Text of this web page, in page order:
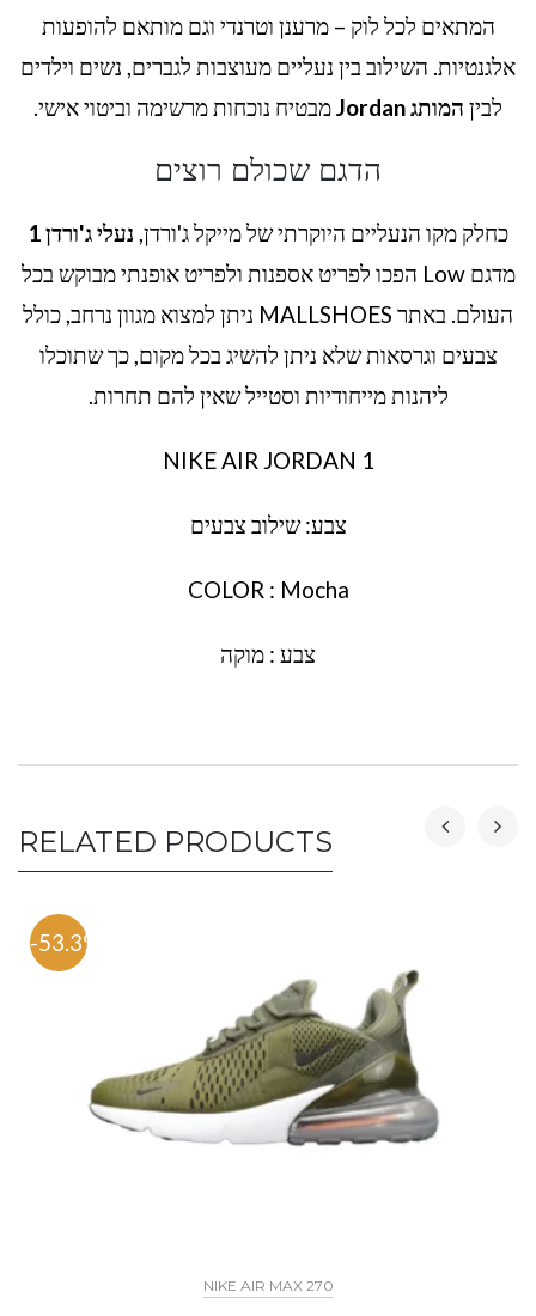
המתאים לכל לוק – מרענן וטרנדי וגם מותאם להופעות
אלגנטיות. השילוב בין נעליים מעוצבות לגברים, נשים וילדים
לבין המותג Jordan מבטיח נוכחות מרשימה וביטוי אישי.
הדגם שכולם רוצים
כחלק מקו הנעליים היוקרתי של מייקל ג'ורדן, נעלי ג'ורדן 1
מדגם Low הפכו לפריט אספנות ולפריט אופנתי מבוקש בכל
העולם. באתר MALLSHOES ניתן למצוא מגוון נרחב, כולל
צבעים וגרסאות שלא ניתן להשיג בכל מקום, כך שתוכלו
ליהנות מייחודיות וסטייל שאין להם תחרות.
NIKE AIR JORDAN 1
צבע: שילוב צבעים
COLOR : Mocha
צבע : מוקה
RELATED PRODUCTS
-53.3%
NIKE AIR MAX 270